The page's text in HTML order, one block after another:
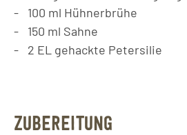
100 ml Hühnerbrühe
150 ml Sahne
2 EL gehackte Petersilie
ZUBEREITUNG